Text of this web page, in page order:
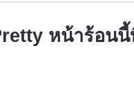
หน้าร้อนนี้